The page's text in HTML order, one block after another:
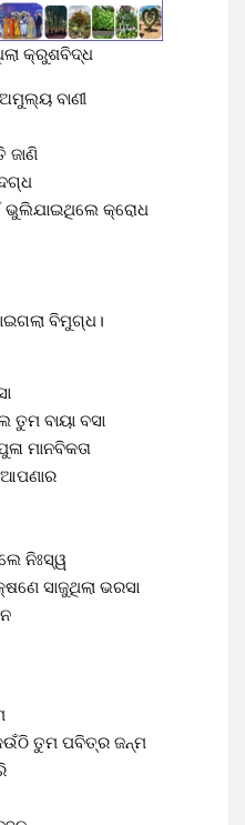
କ୍ରୁଶବିଦ୍ଧ
ବାଣୀ
ଜାଣି
ଭୁଲିଯାଇଥିଲେ କ୍ରୋଧ
ବିମୁଗ୍ଧ।
ତୁମ ବାୟା ବସା
ମାନବିକତା
ନିଃସ୍ୱ
ସାଜୁଥିଲା ଭରସା
ତୁମ ପବିତ୍ର ଜନ୍ମ